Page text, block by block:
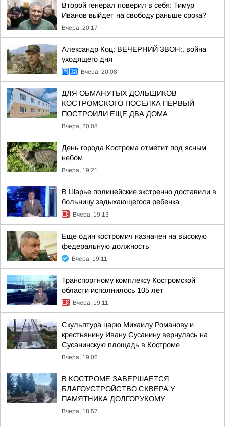
Второй генерал поверил в себя: Тимур
Иванов выйдет на свободу раньше срока?
Вчера, 20:17
Александр Коц: ВЕЧЕРНИЙ ЗВОН:. война
уходящего дня
Вчера, 20:08
ДЛЯ ОБМАНУТЫХ ДОЛЬЩИКОВ
КОСТРОМСКОГО ПОСЕЛКА ПЕРВЫЙ
ПОСТРОИЛИ ЕЩЕ ДВА ДОМА
Вчера, 20:08
День города Кострома отметит под ясным
небом
Вчера, 19:21
В Шарье полицейские экстренно доставили в
больницу задыхающегося ребенка
Вчера, 19:13
Еще один костромич назначен на высокую
федеральную должность
Вчера, 19:11
Транспортному комплексу Костромской
области исполнилось 105 лет
Вчера, 19:11
Скульптура царю Михаилу Романову и
крестьянину Ивану Сусанину вернулась на
Сусанинскую площадь в Костроме
Вчера, 19:06
В КОСТРОМЕ ЗАВЕРШАЕТСЯ
БЛАГОУСТРОЙСТВО СКВЕРА У
ПАМЯТНИКА ДОЛГОРУКОМУ
Вчера, 18:57